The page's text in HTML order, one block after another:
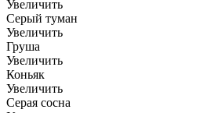
Увеличить
Серый туман
Увеличить
Груша
Увеличить
Коньяк
Увеличить
Серая сосна